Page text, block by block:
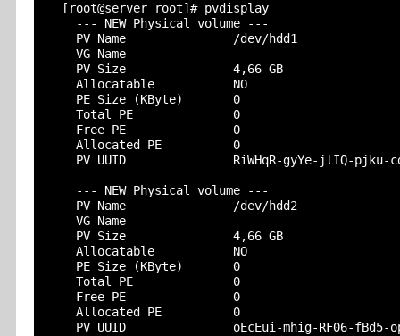
  [root@server root]# pvdisplay
    --- NEW Physical volume ---
    PV Name               /dev/hdd1
    VG Name
    PV Size               4,66 GB
    Allocatable           NO
    PE Size (KByte)       0
    Total PE              0
    Free PE               0
    Allocated PE          0
PV UUID               RiWHqR-gyYe-jlIQ-pjku-
    --- NEW Physical volume ---
    PV Name               /dev/hdd2
    VG Name
    PV Size               4,66 GB
    Allocatable           NO
    PE Size (KByte)       0
    Total PE              0
    Free PE               0
    Allocated PE          0
PV UUID               oEcEui-mhig-RF06-fBd5-